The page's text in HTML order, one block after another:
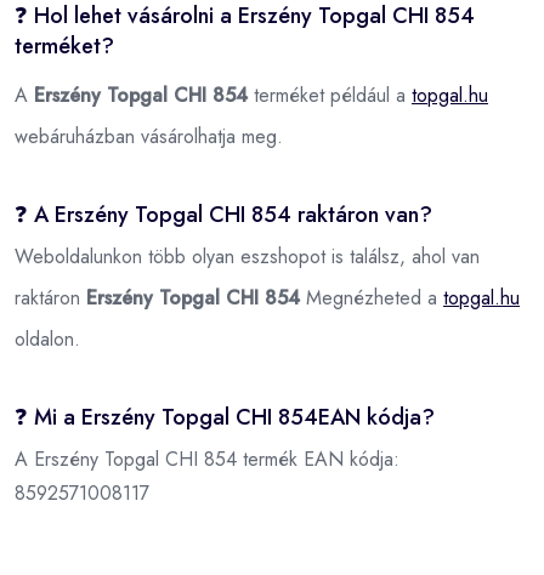
❓ Hol lehet vásárolni a Erszény Topgal CHI 854
terméket?
A Erszény Topgal CHI 854terméket például a topgal.hu
webáruházban vásárolhatja meg.
❓ A Erszény Topgal CHI 854 raktáron van?
Weboldalunkon több olyan eszshopot is találsz, ahol van
raktáron Erszény Topgal CHI 854Megnézheted a topgal.hu
oldalon.
❓ Mi a Erszény Topgal CHI 854EAN kódja?
A Erszény Topgal CHI 854 termék EAN kódja:
8592571008117